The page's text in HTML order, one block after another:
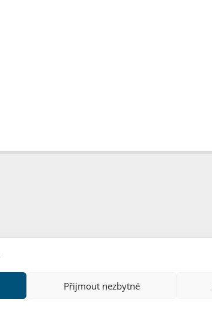
Přijmout nezbytné